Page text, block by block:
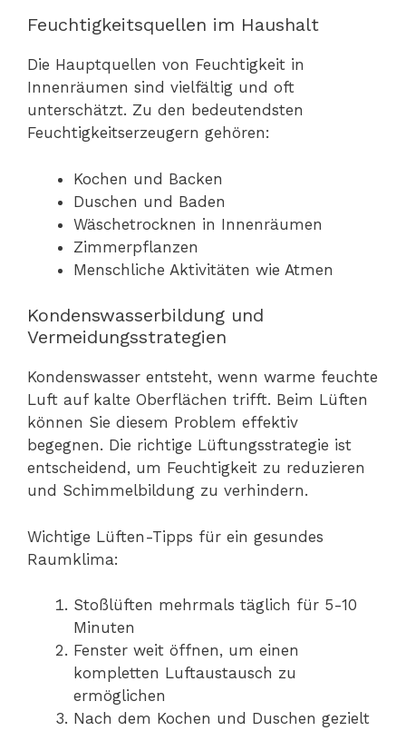
Feuchtigkeitsquellen im Haushalt
Die Hauptquellen von Feuchtigkeit in
Innenräumen sind vielfältig und oft
unterschätzt. Zu den bedeutendsten
Feuchtigkeitserzeugern gehören:
Kochen und Backen
Duschen und Baden
Wäschetrocknen in Innenräumen
Zimmerpflanzen
Menschliche Aktivitäten wie Atmen
Kondenswasserbildung und
Vermeidungsstrategien
Kondenswasser entsteht, wenn warme feuchte
Luft auf kalte Oberflächen trifft. Beim Lüften
können Sie diesem Problem effektiv
begegnen. Die richtige Lüftungsstrategie ist
entscheidend, um Feuchtigkeit zu reduzieren
und Schimmelbildung zu verhindern.
Wichtige Lüften-Tipps für ein gesundes
Raumklima:
Stoßlüften mehrmals täglich für 5-10
Minuten
Fenster weit öffnen, um einen
kompletten Luftaustausch zu
ermöglichen
Nach dem Kochen und Duschen gezielt